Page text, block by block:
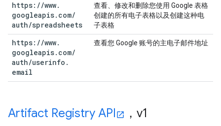
https: //www.
googleapis. com/
auth/spreadsheets
查看、修改和删除您使用 Google 表格
创建的所有电子表格以及创建这种电
子表格
https: //www.
googleapis. com/
auth/userinfo .
email
查看您 Google 账号的主电子邮件地址
Artifact Registry API ，v1